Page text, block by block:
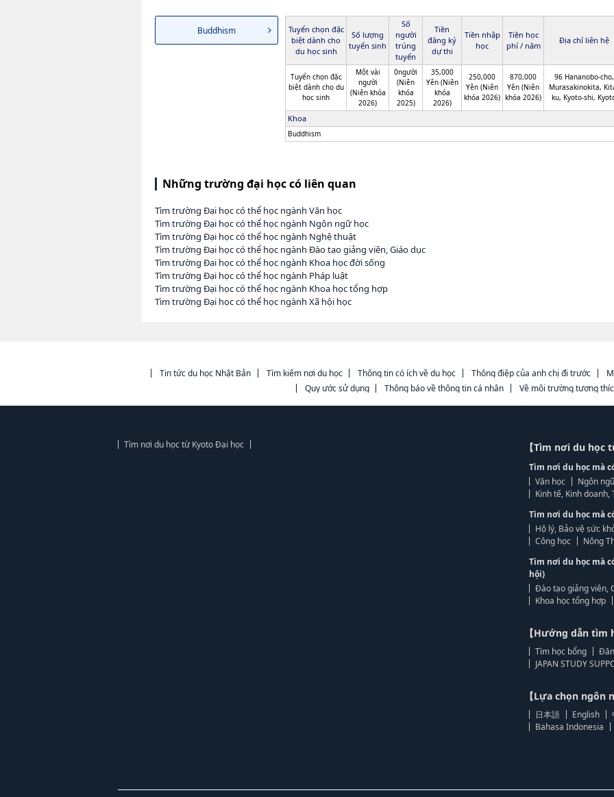
Buddhism
Tuyển chọn đặc
biệt dành cho
du học sinh
Số lượng
tuyển sinh
Số
người
trúng
tuyển
Tiền
đăng ký
dự thi
Tiền nhập
học
Tiền học
phí / năm
Địa chỉ liên hệ
Tuyển chọn đặc
biệt dành cho du
học sinh
Một vài
người
(Niên khóa
2026)
0người
(Niên
khóa
2025)
35,000
Yên (Niên
khóa
2026)
250,000
Yên (Niên
khóa 2026)
870,000
Yên (Niên
khóa 2026)
96 Hananobo-cho,
Murasakinokita,
ku, Kyoto-shi,
Khoa
Buddhism
Những trường đại học có liên quan
Tìm trường Đại học có thể học ngành Văn học
Tìm trường Đại học có thể học ngành Ngôn ngữ học
Tìm trường Đại học có thể học ngành Nghệ thuật
Tìm trường Đại học có thể học ngành Đào tạo giảng viên, Giáo dục
Tìm trường Đại học có thể học ngành Khoa học đời sống
Tìm trường Đại học có thể học ngành Pháp luật
Tìm trường Đại học có thể học ngành Khoa học tổng hợp
Tìm trường Đại học có thể học ngành Xã hội học
Tin tức du học Nhật Bản Tìm kiếm nơi du học Thông tin có ích về du học Thông điệp của anh chị đi trước
Quy ước sử dụng
Thông báo về thông tin cá nhân Về môi trường tương
Tìm nơi du học từ Kyoto Đại học 【Tìm nơi du học
Tìm nơi du học mà
Văn học
Ngôn
Kinh tế, Kinh doanh,
Tìm nơi du học mà
Hộ lý, Bảo vệ sức
Công học
Nông
Tìm nơi du học mà
hội)
Đào tạo giảng viên,
Khoa học tổng hợp
【Hướng dẫn tìm
Tìm học bổng
JAPAN STUDY
【Lựa chọn ngôn
日本語 English
Bahasa Indonesia